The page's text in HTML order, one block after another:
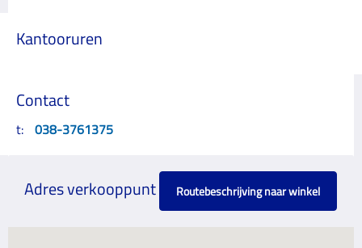
Kantooruren
Contact
t: 038-3761375
Adres verkooppunt Routebeschrijving naar winkel